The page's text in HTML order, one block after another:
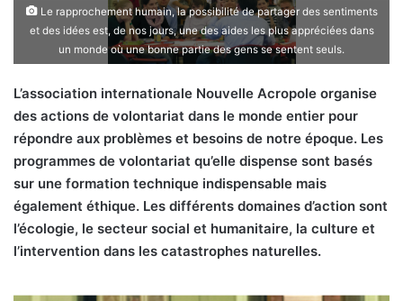
Le rapprochement humain, la possibilité de partager des sentiments
et des idées est, de nos jours, une des aides les plus appréciées dans
un monde où une bonne partie des gens se sentent seuls.
L’association internationale Nouvelle Acropole organise
des actions de volontariat dans le monde entier pour
répondre aux problèmes et besoins de notre époque. Les
programmes de volontariat qu’elle dispense sont basés
sur une formation technique indispensable mais
également éthique. Les différents domaines d’action sont
l’écologie, le secteur social et humanitaire, la culture et
l’intervention dans les catastrophes naturelles.